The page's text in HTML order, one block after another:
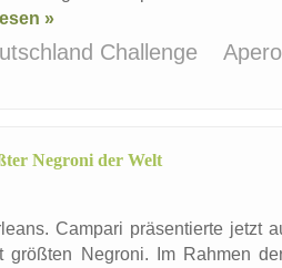
»
Challenge
Negroni der Welt
Campari präsentierte jetzt
größten Negroni. Im Rahmen